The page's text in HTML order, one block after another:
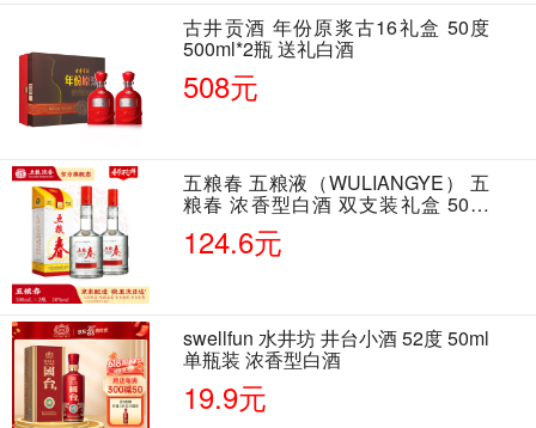
古井贡酒 年份原浆古16礼盒 50度
500ml*2瓶 送礼白酒
508元
五粮春 五粮液（WULIANGYE） 五
粮春 浓香型白酒 双支装礼盒 50度
500ml*2瓶 含酒具
124.6元
swellfun 水井坊 井台小酒 52度 50ml
单瓶装 浓香型白酒
19.9元